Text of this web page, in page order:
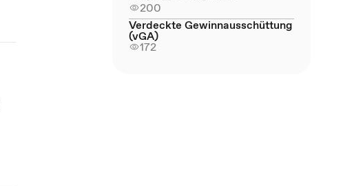
200
Verdeckte Gewinnausschüttung
(vGA)
172